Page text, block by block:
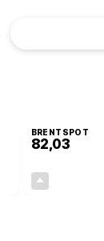
BRENTSPOT
82,03